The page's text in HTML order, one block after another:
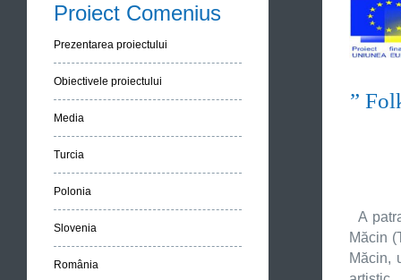
Proiect Comenius
Prezentarea proiectului
Obiectivele proiectului
Media
Turcia
Polonia
Slovenia
România
”
A
Măcin
Măcin,